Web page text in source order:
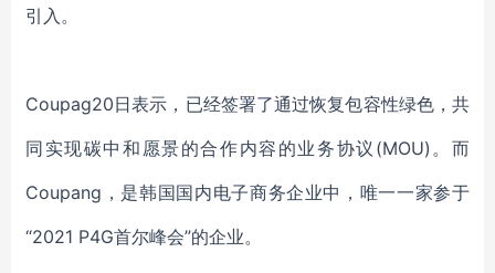
引入。
Coupag20日表示， 已经签署了通过恢复包容性绿色，共
同实现碳中和愿景的合作内容的业务协议 (MOU)。而
Coupang，是韩国国内电子商务企业中，唯一一家参于
“2021 P4G首尔峰会”的企业。